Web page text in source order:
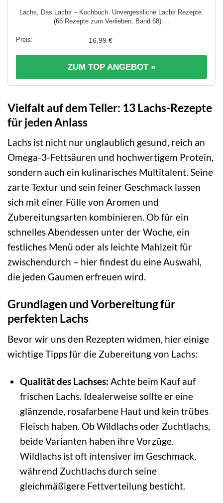
Lachs, Das Lachs – Kochbuch. Unvergessliche Lachs Rezepte.
(66 Rezepte zum Verlieben, Band 68) ...
16,99 €
ZUM TOP ANGEBOT »
Vielfalt auf dem Teller: 13 Lachs-Rezepte
für jeden Anlass
Lachs ist nicht nur unglaublich gesund, reich an
Omega-3-Fettsäuren und hochwertigem Protein,
sondern auch ein kulinarisches Multitalent. Seine
zarte Textur und sein feiner Geschmack lassen
sich mit einer Fülle von Aromen und
Zubereitungsarten kombinieren. Ob für ein
schnelles Abendessen unter der Woche, ein
festliches Menü oder als leichte Mahlzeit für
zwischendurch – hier findest du eine Auswahl,
die jeden Gaumen erfreuen wird.
Grundlagen und Vorbereitung für
perfekten Lachs
Bevor wir uns den Rezepten widmen, hier einige
wichtige Tipps für die Zubereitung von Lachs:
Qualität des Lachses: Achte beim Kauf auf
frischen Lachs. Idealerweise sollte er eine
glänzende, rosafarbene Haut und kein trübes
Fleisch haben. Ob Wildlachs oder Zuchtlachs,
beide Varianten haben ihre Vorzüge.
Wildlachs ist oft intensiver im Geschmack,
während Zuchtlachs durch seine
gleichmäßigere Fettverteilung besticht.